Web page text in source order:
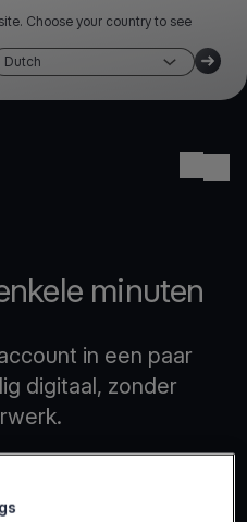
Choose your country to see
Dutch
minuten
in een paar
digitaal, zonder